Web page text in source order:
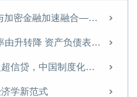
【NIFD季报】AI智能体与加密金融加速融合——2026年上半年股票市场分析报告
【NIFD季报】宏观杠杆率由升转降 资产负债表修复承压——2026年二季度宏观杠杆率报告
专访张晓晶：直接融资反超信贷，中国制度化创新冒险能力持续增强｜科创资本论
学新范式